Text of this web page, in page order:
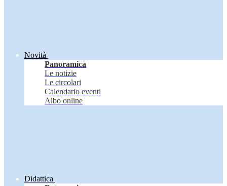
Novità
Panoramica
Le notizie
Le circolari
Calendario eventi
Albo online
Didattica